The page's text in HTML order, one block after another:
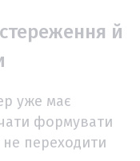
й
уже має
формувати
переходити